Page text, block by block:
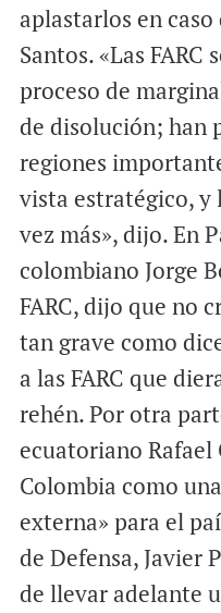
aplastarlos en
Santos. «Las
proceso de
de disolución; han
regiones
vista estratégico, y
vez más», dijo. En
colombiano Jorge
FARC, dijo que no
tan grave como
a las FARC que
rehén. Por otra
ecuatoriano Rafael
Colombia como
externa» para el
de Defensa, Javier
de llevar adelante